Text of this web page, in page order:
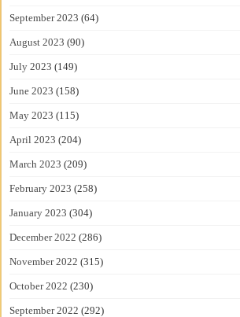
September 2023 (64)
August 2023 (90)
July 2023 (149)
June 2023 (158)
May 2023 (115)
April 2023 (204)
March 2023 (209)
February 2023 (258)
January 2023 (304)
December 2022 (286)
November 2022 (315)
October 2022 (230)
September 2022 (292)